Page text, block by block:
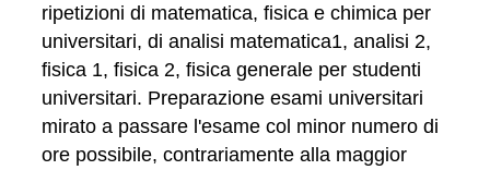
ripetizioni di matematica, fisica e chimica per
universitari, di analisi matematica1, analisi 2,
fisica 1, fisica 2, fisica generale per studenti
universitari. Preparazione esami universitari
mirato a passare l'esame col minor numero di
ore possibile, contrariamente alla maggior